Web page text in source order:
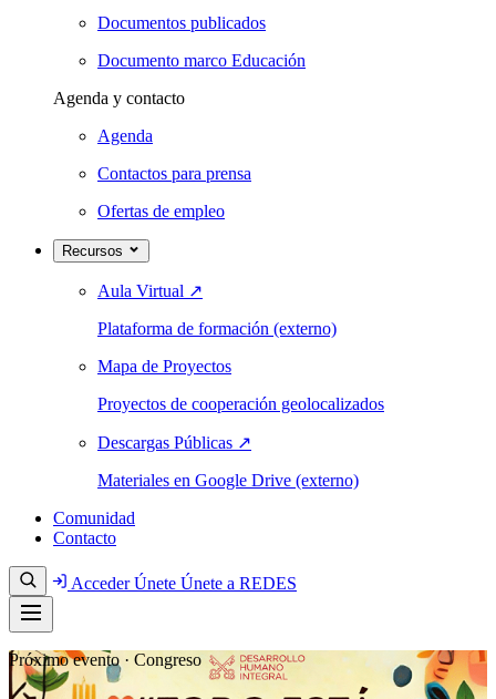
Documentos publicados
Documento marco Educación
Agenda y contacto
Agenda
Contactos para prensa
Ofertas de empleo
Recursos
Aula Virtual ↗
Plataforma de formación (externo)
Mapa de Proyectos
Proyectos de cooperación geolocalizados
Descargas Públicas ↗
Materiales en Google Drive (externo)
Comunidad
Contacto
AccederÚnete Únete a REDES
Próximo evento · Congreso